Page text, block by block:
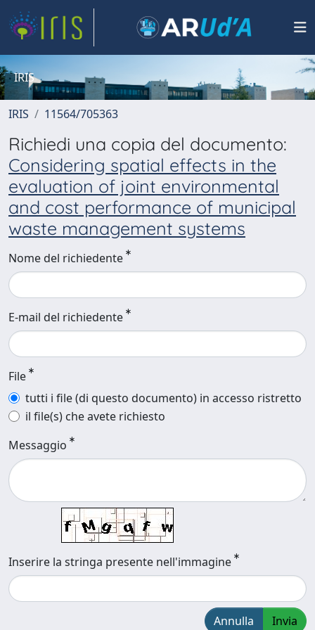
IRIS
IRIS 11564/705363
Richiedi una copia del documento:
Considering spatial effects in the
evaluation of joint environmental
and cost performance of municipal
waste management systems
Nome del richiedente
E-mail del richiedente
File
tutti i file (di questo documento) in accesso ristretto
il file(s) che avete richiesto
Messaggio
Inserire la stringa presente nell'immagine
Annulla Invia